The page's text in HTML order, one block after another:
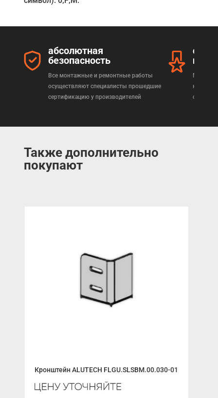
абсолютная
безопасность
Все монтажные и ремонтные работы
осуществляют специалисты прошедшие
сертификацию у производителей
Мы
Также дополнительно
покупают
Кронштейн ALUTECH FLGU.SLSBM.00.030-01